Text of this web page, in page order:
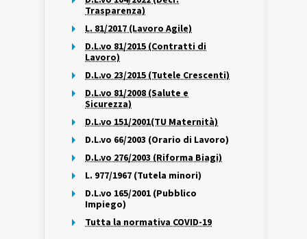
Trasparenza)
L. 81/2017 (Lavoro Agile)
D.L.vo 81/2015 (Contratti di
Lavoro)
D.L.vo 23/2015 (Tutele Crescenti)
D.L.vo 81/2008 (Salute e
Sicurezza)
D.L.vo 151/2001(TU Maternità)
D.L.vo 66/2003 (Orario di Lavoro)
D.L.vo 276/2003 (Riforma Biagi)
L. 977/1967 (Tutela minori)
D.L.vo 165/2001 (Pubblico
Impiego)
Tutta la normativa COVID-19